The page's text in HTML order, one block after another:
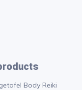
Body Reiki